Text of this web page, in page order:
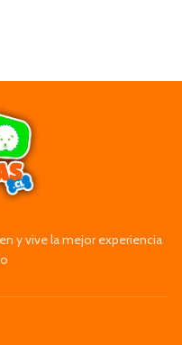
y vive la mejor experiencia